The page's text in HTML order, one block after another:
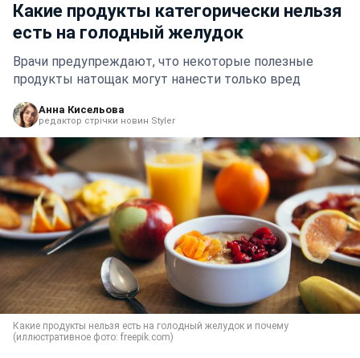
Какие продукты категорически нельзя
есть на голодный желудок
Врачи предупреждают, что некоторые полезные
продукты натощак могут нанести только вред
Анна Кисельова
редактор стрічки новин Styler
Какие продукты нельзя есть на голодный желудок и почему
(иллюстративное фото: freepik.com)